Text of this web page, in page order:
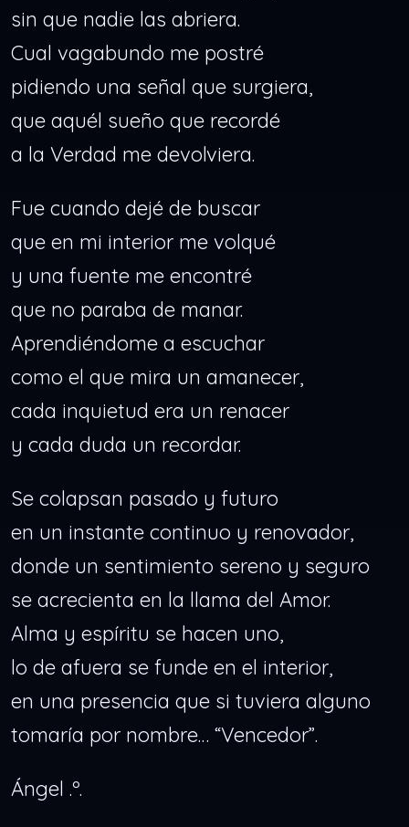
sin que nadie las abriera.
Cual vagabundo me postré
pidiendo una señal que surgiera,
que aquél sueño que recordé
a la Verdad me devolviera.
Fue cuando dejé de buscar
que en mi interior me volqué
y una fuente me encontré
que no paraba de manar.
Aprendiéndome a escuchar
como el que mira un amanecer,
cada inquietud era un renacer
y cada duda un recordar.
Se colapsan pasado y futuro
en un instante continuo y renovador,
donde un sentimiento sereno y seguro
se acrecienta en la llama del Amor.
Alma y espíritu se hacen uno,
lo de afuera se funde en el interior,
en una presencia que si tuviera alguno
tomaría por nombre… “Vencedor”.
Ángel .º.